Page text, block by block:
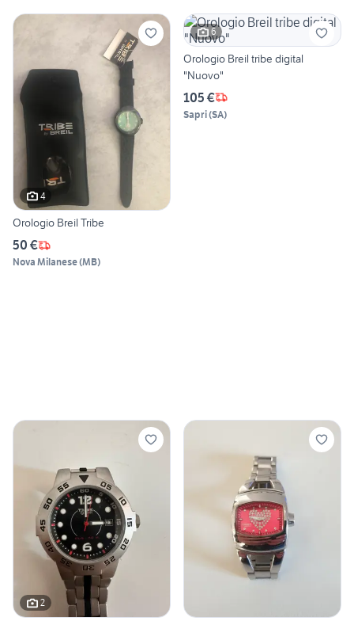
4
Orologio Breil Tribe
50 €
Nova Milanese(MB)
6
Orologio Breil tribe digital
"Nuovo"
105 €
Sapri(SA)
2